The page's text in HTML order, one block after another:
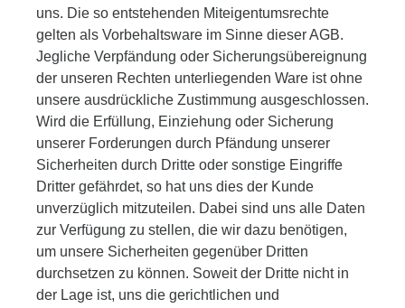
uns. Die so entstehenden Miteigentumsrechte
gelten als Vorbehaltsware im Sinne dieser AGB.
Jegliche Verpfändung oder Sicherungsübereignung
der unseren Rechten unterliegenden Ware ist ohne
unsere ausdrückliche Zustimmung ausgeschlossen.
Wird die Erfüllung, Einziehung oder Sicherung
unserer Forderungen durch Pfändung unserer
Sicherheiten durch Dritte oder sonstige Eingriffe
Dritter gefährdet, so hat uns dies der Kunde
unverzüglich mitzuteilen. Dabei sind uns alle Daten
zur Verfügung zu stellen, die wir dazu benötigen,
um unsere Sicherheiten gegenüber Dritten
durchsetzen zu können. Soweit der Dritte nicht in
der Lage ist, uns die gerichtlichen und